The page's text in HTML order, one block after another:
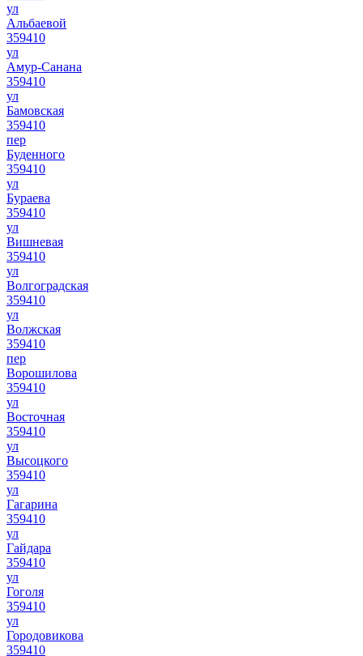
ул
Альбаевой
359410
ул
Амур-Санана
359410
ул
Бамовская
359410
пер
Буденного
359410
ул
Бураева
359410
ул
Вишневая
359410
ул
Волгоградская
359410
ул
Волжская
359410
пер
Ворошилова
359410
ул
Восточная
359410
ул
Высоцкого
359410
ул
Гагарина
359410
ул
Гайдара
359410
ул
Гоголя
359410
ул
Городовикова
359410